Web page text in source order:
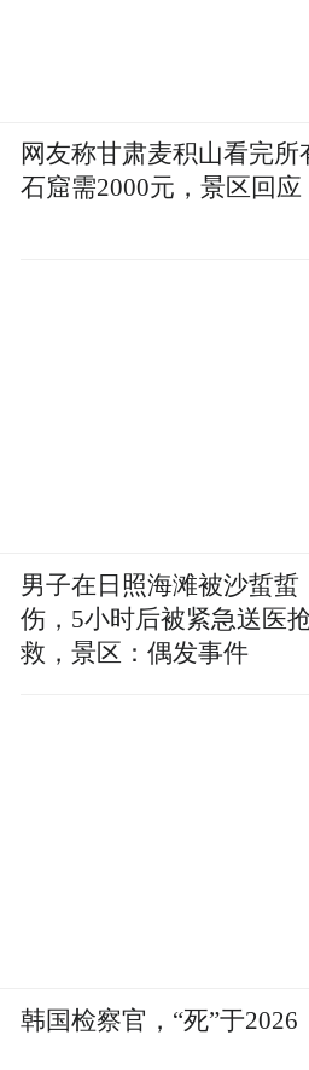
网友称甘肃麦积山看完所
石窟需2000元，景区回应
男子在日照海滩被沙蜇蜇
伤，5小时后被紧急送医
救，景区：偶发事件
韩国检察官，“死”于2026